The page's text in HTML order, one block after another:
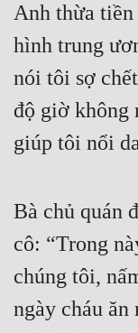
Anh thừa
hình trung
nói tôi sợ
độ giờ không
giúp tôi nổi
Bà chủ quán
cô: “Trong
chúng tôi,
ngày cháu